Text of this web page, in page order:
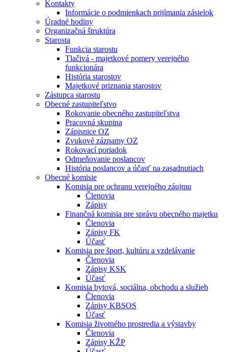
Kontakty
Informácie o podmienkach prijímania zásielok
Úradné hodiny
Organizačná štruktúra
Starosta
Funkcia starostu
Tlačivá - majetkové pomery verejného
funkcionára
História starostov
Majetkové priznania starostov
Zástupca starostu
Obecné zastupiteľstvo
Rokovanie obecného zastupiteľstva
Pracovná skupina
Zápisnice OZ
Zvukové záznamy OZ
Rokovací poriadok
Odmeňovanie poslancov
História poslancov a účasť na zasadnutiach
Obecné komisie
Komisia pre ochranu verejného záujmu
Členovia
Zápisy
Finančná komisia pre správu obecného majetku
Členovia
Zápisy FK
Účasť
Komisia pre šport, kultúru a vzdelávanie
Členovia
Zápisy KSK
Účasť
Komisia bytová, sociálna, obchodu a služieb
Členovia
Zápisy KBSOS
Účasť
Komisia životného prostredia a výstavby
Členovia
Zápisy KŽP